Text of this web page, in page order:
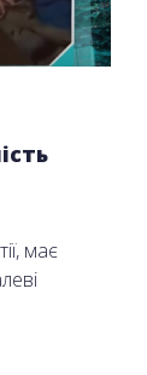
має